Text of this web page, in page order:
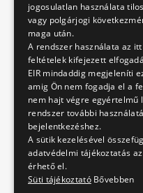
TW
Van
szerinti
jogosulatlan használata
vagy polgárjogi
maga után.
A rendszer használata az
feltételek kifejezett
EIR mindaddig megjeleníti
amig Ön nem fogadja el a
nem hajt végre egyértelmű
rendszer további
bejelentkezéshez.
A sütik kezelésével
adatvédelmi tájékoztatás
érhető el.
Süti tájékoztató Bővebben